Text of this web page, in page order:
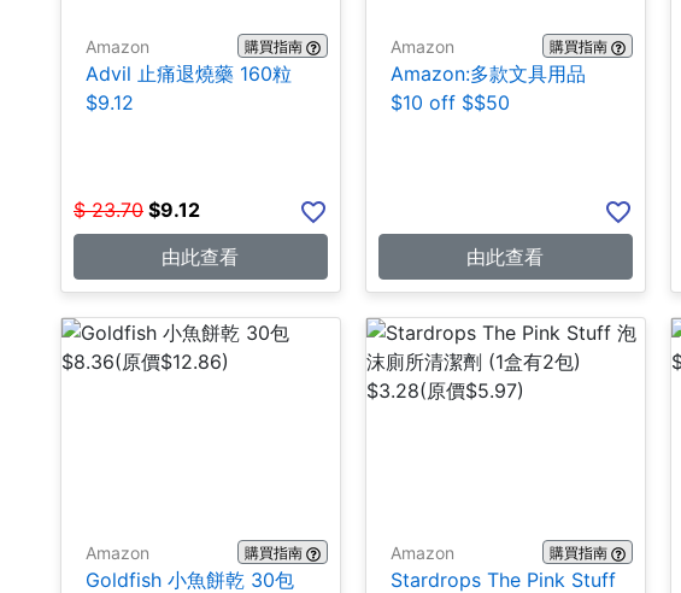
Amazon 購買指南
Advil 止痛退燒藥 160粒
$9.12
$ 23.70 $9.12
由此查看
Amazon 購買指南
Amazon:多款文具用品
$10 off $$50
由此查看
Amazon 購買指南
Goldfish 小魚餅乾 30包
Amazon 購買指南
Stardrops The Pink Stuff